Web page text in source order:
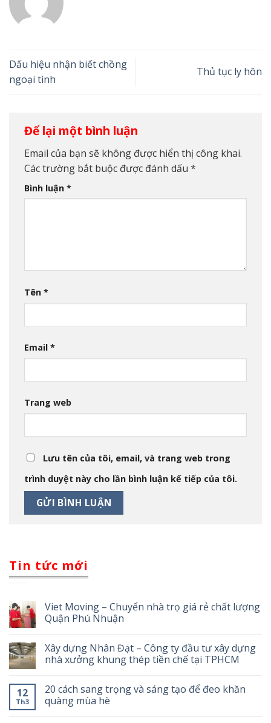
Dấu hiệu nhận biết chồng
ngoại tình
Thủ tục ly hôn
Để lại một bình luận
Email của bạn sẽ không được hiển thị công khai.
Các trường bắt buộc được đánh dấu *
Bình luận *
Tên *
Email *
Trang web
Lưu tên của tôi, email, và trang web trong
trình duyệt này cho lần bình luận kế tiếp của tôi.
Tin tức mới
Viet Moving – Chuyển nhà trọ giá rẻ chất lượng
Quận Phú Nhuận
Xây dựng Nhân Đạt – Công ty đầu tư xây dựng
nhà xưởng khung thép tiền chế tại TPHCM
12
Th3
20 cách sang trọng và sáng tạo để đeo khăn
quàng mùa hè